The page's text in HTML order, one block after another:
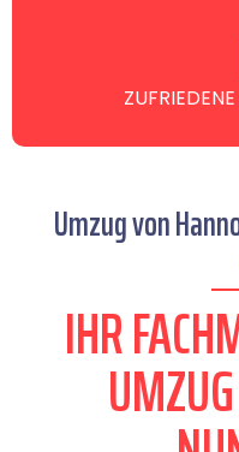
Umzug von
IHR